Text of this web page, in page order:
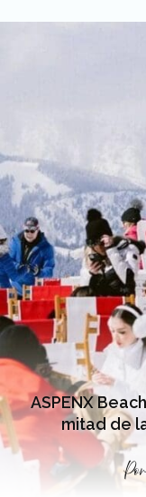
ASPENX
mitad de